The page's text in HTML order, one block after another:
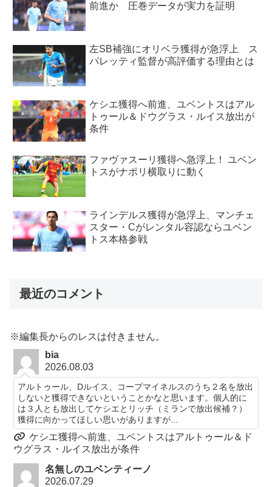
前進か 圧巻データが実力を証明
左SB補強にオリベラ獲得が急浮上 ス
パレッティ監督が高評価する理由とは
ケシエ獲得へ前進、ユベントスはアル
トゥール＆ドウグラス・ルイス放出が
条件
ファヴァスーリ獲得へ急浮上！ ユベン
トスがナポリ横取りに動く
ラインデルス獲得が急浮上、マンチェ
スター・Cがレンタル容認ならユベン
トス本格参戦
最近のコメント
※編集長からのレスは付きません。
bia
2026.08.03
アルトゥール、Dルイス、コープマイネルスのうち２名を放出
しないと獲得できないということかなと思います。個人的に
は３人とも放出してケシエとリッチ（ミランで放出候補？）
獲得に向かってほしい思いがありますが...
ケシエ獲得へ前進、ユベントスはアルトゥール＆ド
ウグラス・ルイス放出が条件
名無しのユベンティーノ
2026.07.29